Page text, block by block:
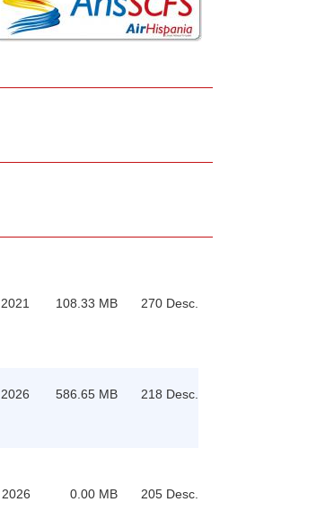
108.33 MB 270 Desc.
586.65 MB
218 Desc.
0.00 MB 205 Desc.